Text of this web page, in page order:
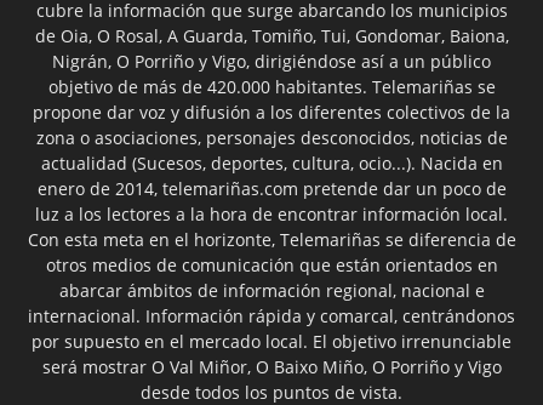
cubre la información que surge abarcando los municipios
de Oia, O Rosal, A Guarda, Tomiño, Tui, Gondomar, Baiona,
Nigrán, O Porriño y Vigo, dirigiéndose así a un público
objetivo de más de 420.000 habitantes. Telemariñas se
propone dar voz y difusión a los diferentes colectivos de la
zona o asociaciones, personajes desconocidos, noticias de
actualidad (Sucesos, deportes, cultura, ocio...). Nacida en
enero de 2014, telemariñas.com pretende dar un poco de
luz a los lectores a la hora de encontrar información local.
Con esta meta en el horizonte, Telemariñas se diferencia de
otros medios de comunicación que están orientados en
abarcar ámbitos de información regional, nacional e
internacional. Información rápida y comarcal, centrándonos
por supuesto en el mercado local. El objetivo irrenunciable
será mostrar O Val Miñor, O Baixo Miño, O Porriño y Vigo
desde todos los puntos de vista.